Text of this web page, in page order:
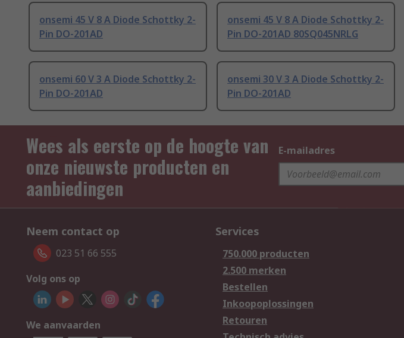
onsemi 45 V 8 A Diode Schottky 2-
Pin DO-201AD
onsemi 45 V 8 A Diode Schottky 2-
Pin DO-201AD 80SQ045NRLG
onsemi 60 V 3 A Diode Schottky 2-
Pin DO-201AD
onsemi 30 V 3 A Diode Schottky 2-
Pin DO-201AD
Wees als eerste op de hoogte van
onze nieuwste producten en
aanbiedingen
E-mailadres
Neem contact op
023 51 66 555
Volg ons op
We aanvaarden
Services
750.000 producten
2.500 merken
Bestellen
Inkoopoplossingen
Retouren